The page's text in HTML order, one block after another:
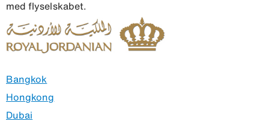
med flyselskabet.
Bangkok
Hongkong
Dubai